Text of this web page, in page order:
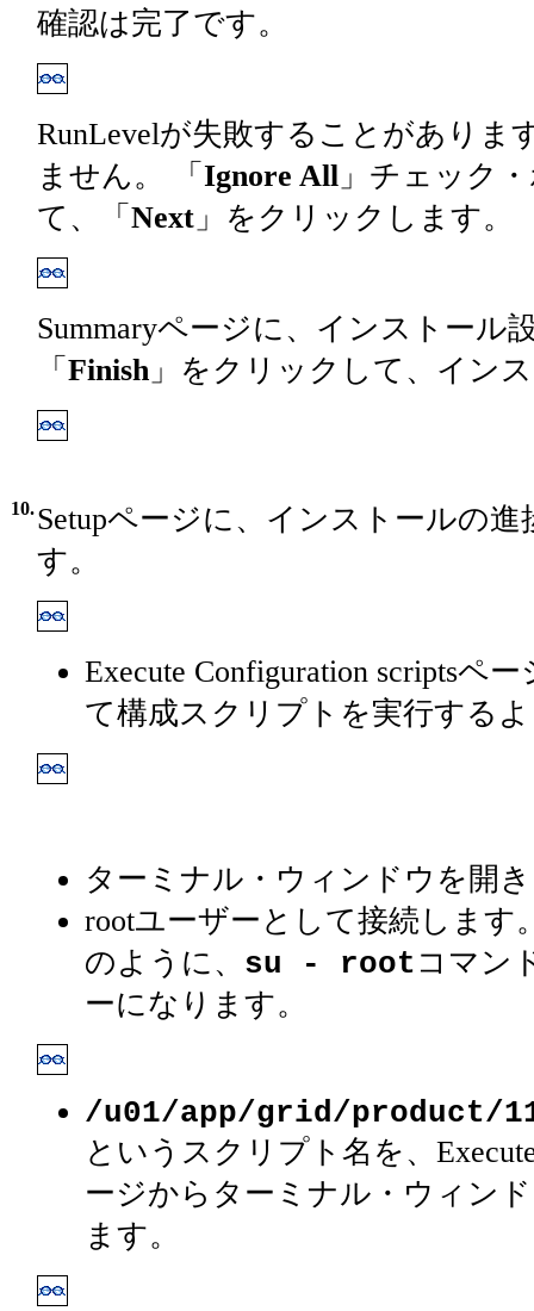
確認は完了です。
RunLevelが失敗することがありま
ません。 「 Ignore All 」チェック
て、「 Next 」をクリックします。
Summaryページに、インストール
「 Finish 」をクリックして、イン
10.Setupページに、インストールの
す。
Execute Configuration scriptsペ
て構成スクリプトを実行する
ターミナル・ウィンドウを開
rootユーザーとして接続します
のように、 su - root コマン
ーになります。
/u01/app/grid/product/
というスクリプト名を、
ージからターミナル・ウィン
ます。